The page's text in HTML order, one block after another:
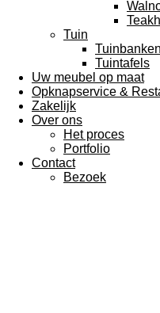
Tuin
Tuinbanken
Tuintafels
Uw meubel op maat
Opknapservice &
Zakelijk
Over ons
Het proces
Portfolio
Contact
Bezoek